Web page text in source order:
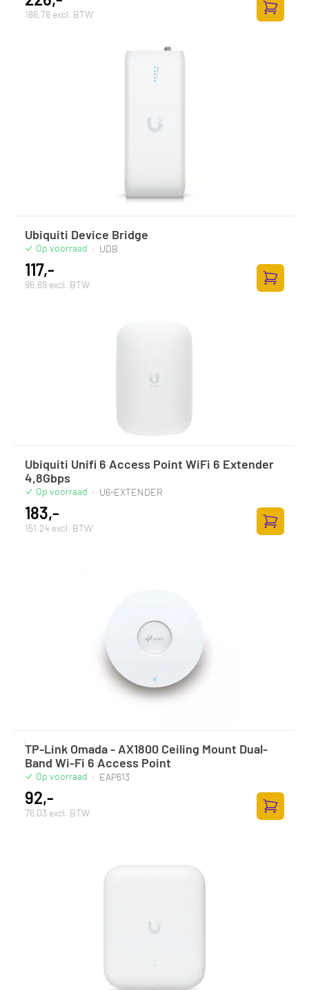
186,78 excl. BTW
Ubiquiti Device Bridge
Op voorraad · UDB
117,-
96,69 excl. BTW
Ubiquiti Unifi 6 Access Point WiFi 6 Extender
4,8Gbps
Op voorraad · U6-EXTENDER
183,-
151,24 excl. BTW
TP-Link Omada - AX1800 Ceiling Mount Dual-
Band Wi-Fi 6 Access Point
Op voorraad · EAP613
92,-
76,03 excl. BTW